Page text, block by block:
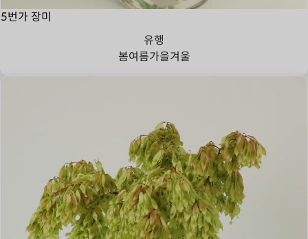
5번가 장미
유행
봄여름가을겨울